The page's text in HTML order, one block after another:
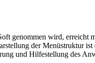
genommen wird, erreicht
der Menüstruktur
und Hilfestellung des